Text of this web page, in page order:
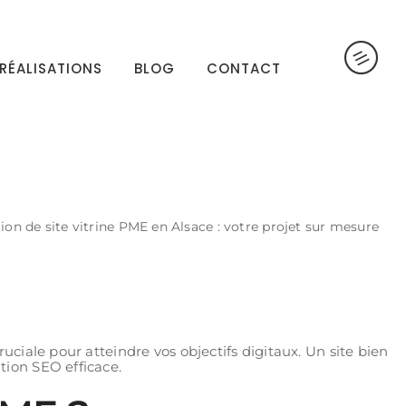
RÉALISATIONS BLOG CONTACT
de site vitrine PME en Alsace : votre projet sur mesure
pour atteindre vos objectifs digitaux. Un site bien
SEO efficace.